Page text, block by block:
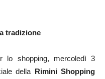
tradizione
lo shopping, mercoledì 3
della Rimini Shopping